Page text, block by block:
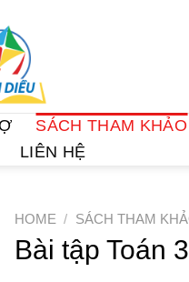
SÁCH THAM KHẢO
LIÊN HỆ
HOME / SÁCH THAM
Bài tập Toán